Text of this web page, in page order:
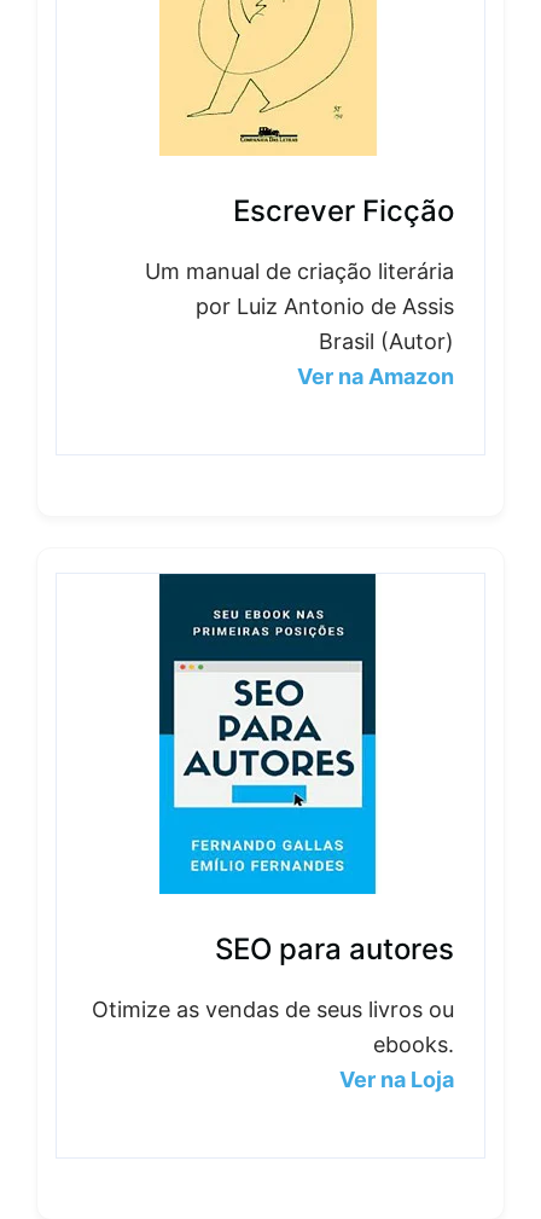
Escrever Ficção
Um manual de criação literária
por Luiz Antonio de Assis
Brasil (Autor)
Ver na Amazon
SEO para autores
Otimize as vendas de seus livros ou
ebooks.
Ver na Loja